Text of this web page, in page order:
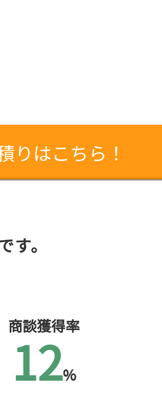
りはこちら！
。
商談獲得率
12%